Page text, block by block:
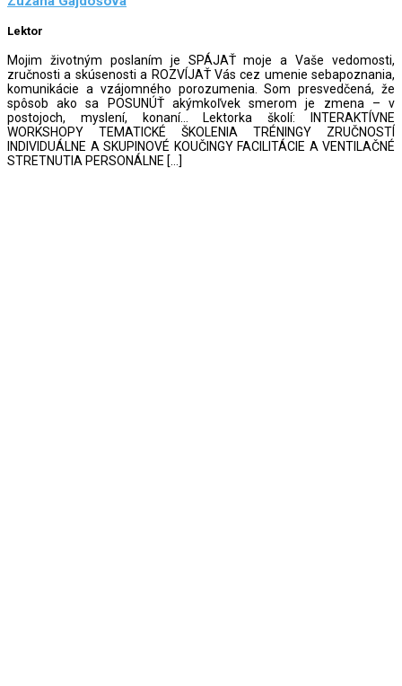
Lektor
Mojim životným poslaním je SPÁJAŤ moje a Vaše vedomosti,
zručnosti a skúsenosti a ROZVÍJAŤ Vás cez umenie sebapoznania,
komunikácie a vzájomného porozumenia. Som presvedčená, že
spôsob ako sa POSUNÚŤ akýmkoľvek smerom je zmena – v
postojoch, myslení, konaní… Lektorka školí: INTERAKTÍVNE
WORKSHOPY TEMATICKÉ ŠKOLENIA TRÉNINGY ZRUČNOSTÍ
INDIVIDUÁLNE A SKUPINOVÉ KOUČINGY FACILITÁCIE A VENTILAČNÉ
STRETNUTIA PERSONÁLNE […]